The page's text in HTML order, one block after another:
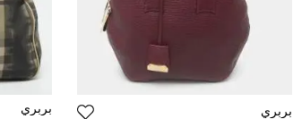
بربري بربري